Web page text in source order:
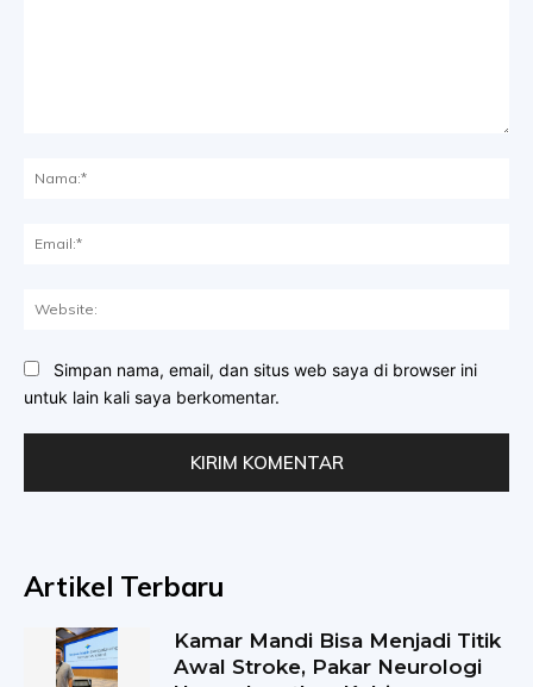
Simpan nama, email, dan situs web saya di browser ini
untuk lain kali saya berkomentar.
Artikel Terbaru
Kamar Mandi Bisa Menjadi Titik
Awal Stroke, Pakar Neurologi